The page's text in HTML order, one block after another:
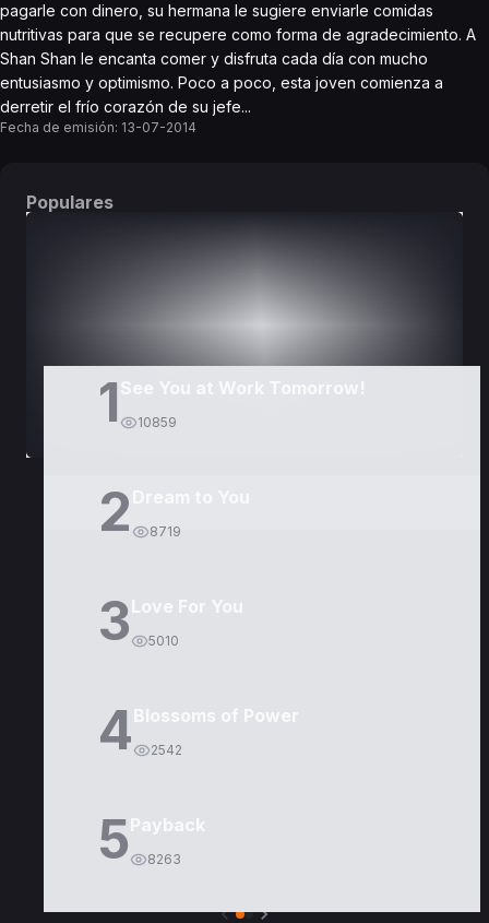
pagarle con dinero, su hermana le sugiere enviarle comidas
nutritivas para que se recupere como forma de agradecimiento. A
Shan Shan le encanta comer y disfruta cada día con mucho
entusiasmo y optimismo. Poco a poco, esta joven comienza a
derretir el frío corazón de su jefe...
Fecha de emisión: 13-07-2014
Populares
1 See You at Work Tomorrow!
10859
2 8719
3Love For You
5010
4Blossoms of Power
2542
5Payback
8263